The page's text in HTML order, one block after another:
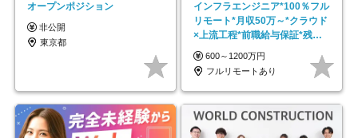
オープンポジション
非公開
東京都
インフラエンジニア*100％フル
リモート*月収50万～*クラウド
×上流工程*前職給与保証*残業
月9.8h
600～1200万円
フルリモートあり